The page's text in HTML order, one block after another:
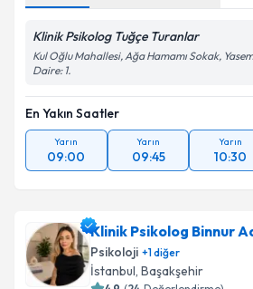
Klinik Psikolog Tuğçe Turanlar
Kul Oğlu Mahallesi, Ağa Hamamı Sokak,
Daire: 1.
En Yakın Saatler
Yarın
09:00
Yarın
09:45
Yarın
10:30
Klinik Psikolog Binnur
Psikoloji +1diğer
İstanbul, Başakşehir